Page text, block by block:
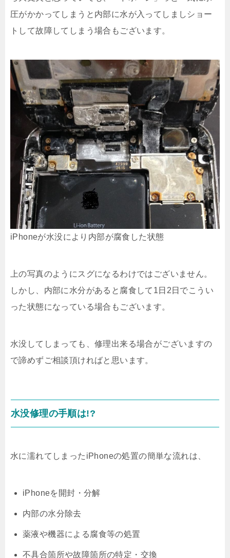
圧がかかってしまうと内部に水が入ってしましショー
トして故障してしまう場合もございます。
iPhoneが水没により内部が腐食した状態
上の写真のようにスグになるわけではございません。
しかし、内部に水分があると腐食して1日2日でこうい
った状態になっている場合もございます。
水没してしまっても、修理出来る場合がございますの
で諦めずご相談頂ければと思います。
水没修理の手順は!?
水に濡れてしまったiPhoneの処置の簡単な流れは、
iPhoneを開封・分解
内部の水分除去
薬液や機器による腐食等の処置
不具合箇所や故障箇所の特定・交換